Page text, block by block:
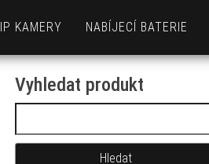
IP KAMERY NABÍJECÍ BATERIE
Vyhledat produkt